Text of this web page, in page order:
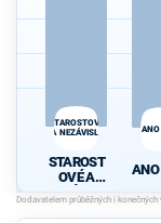
STAROSTOVÉ
A NEZÁVISLÍ
STAROST
OVÉ A
NEZÁVISL
Í